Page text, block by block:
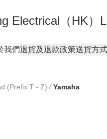
Electrical（HK）
我們退貨及退款政策送貨方式
(Prefix T - Z) / Yamaha